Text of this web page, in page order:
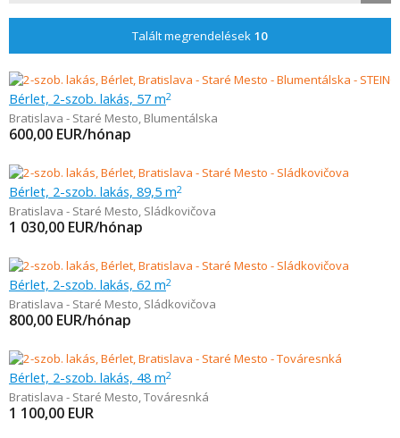
Talált megrendelések 10
Bérlet, 2-szob. lakás, 57 m2
Bratislava - Staré Mesto, Blumentálska
600,00 EUR/hónap
Bérlet, 2-szob. lakás, 89,5 m2
Bratislava - Staré Mesto, Sládkovičova
1 030,00 EUR/hónap
Bérlet, 2-szob. lakás, 62 m2
Bratislava - Staré Mesto, Sládkovičova
800,00 EUR/hónap
Bérlet, 2-szob. lakás, 48 m2
Bratislava - Staré Mesto,Továresnká
1 100,00 EUR